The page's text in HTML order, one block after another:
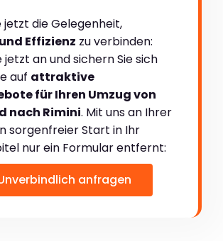
jetzt die Gelegenheit,
Effizienz zu verbinden:
jetzt an und sichern Sie sich
auf attraktive
für Ihren Umzug von
nach Rimini. Mit uns an Ihrer
sorgenfreier Start in Ihr
nur ein Formular entfernt:
anfragen